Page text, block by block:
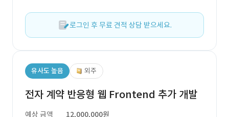
로그인 후 무료 견적 상담 받으세요.
유사도 높음 외주
전자 계약 반응형 웹 Frontend 추가 개발
예상 금액
12,000,000원